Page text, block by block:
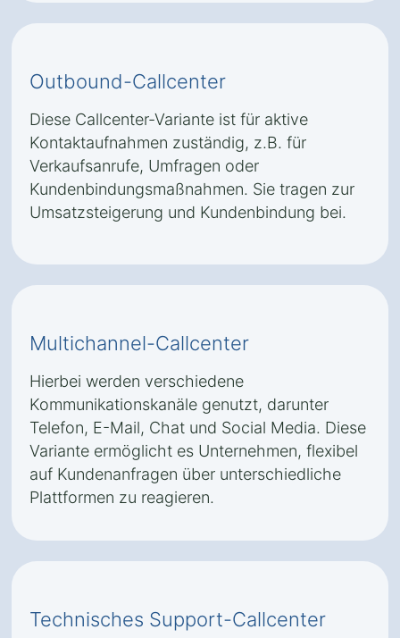
Outbound-Callcenter
Diese Callcenter-Variante ist für aktive
Kontaktaufnahmen zuständig, z.B. für
Verkaufsanrufe, Umfragen oder
Kundenbindungsmaßnahmen. Sie tragen zur
Umsatzsteigerung und Kundenbindung bei.
Multichannel-Callcenter
Hierbei werden verschiedene
Kommunikationskanäle genutzt, darunter
Telefon, E-Mail, Chat und Social Media. Diese
Variante ermöglicht es Unternehmen, flexibel
auf Kundenanfragen über unterschiedliche
Plattformen zu reagieren.
Technisches Support-Callcenter